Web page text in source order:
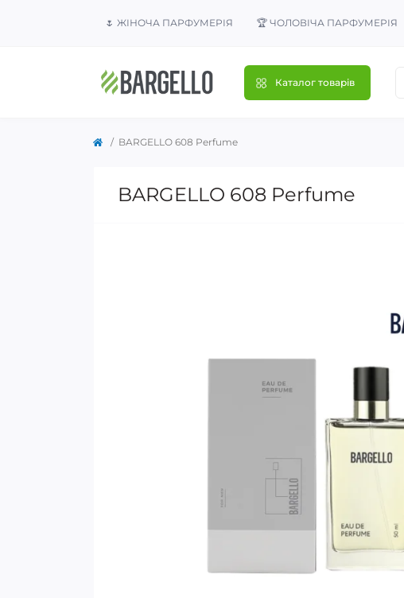
🌷 ЖІНОЧА ПАРФУМЕРІЯ 🏆 ЧОЛОВІЧА ПАРФУМЕРІЯ
Каталог товарів
BARGELLO 608 Perfume
BARGELLO 608 Perfume